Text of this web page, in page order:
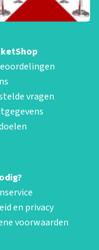
vragen
en privacy
voorwaarden